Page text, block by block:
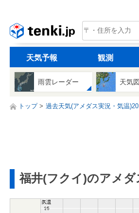
tenki.jp
天気予報 観測
雨雲レーダー 天気図
トップ 過去天気(アメダス実況・気温
福井(フクイ)のアメダ